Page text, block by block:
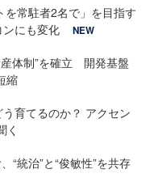
常駐者2名で」を目指す
にも変化
NEW
体制”を確立 開発基盤
縮
育てるのか？ アクセン
く
“統治”と“俊敏性”を共存